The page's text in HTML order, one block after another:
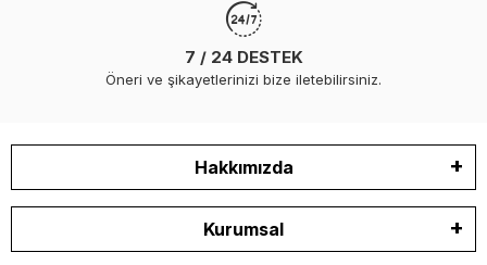
7 / 24 DESTEK
Öneri ve şikayetlerinizi bize iletebilirsiniz.
Hakkımızda
Kurumsal